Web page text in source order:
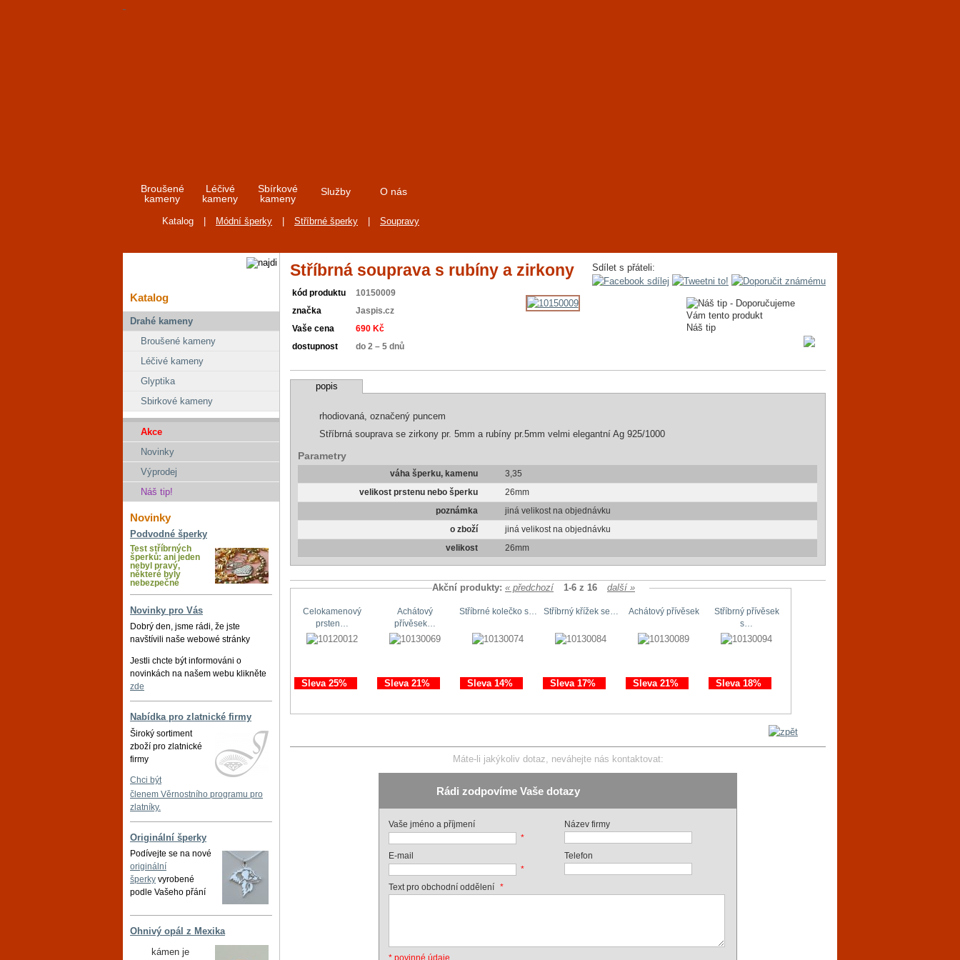
Broušené
kameny
Léčivé
kameny
Sbírkové
kameny
Služby O nás
Katalog Módní šperky Stříbrné šperky Soupravy
Katalog
Drahé kameny
Broušené kameny
Léčivé kameny
Glyptika
Sbirkové kameny
Akce
Novinky
Výprodej
Náš tip!
Novinky
Podvodné šperky
Test stříbrných
šperků: ani jeden
nebyl pravý,
některé byly
nebezpečné
Novinky pro Vás
Dobrý den, jsme rádi, že jste
navštívili naše webowé stránky
Jestli chcte být informováni o
novinkách na našem webu klikněte
zde
Nabídka pro zlatnické firmy
Široký sortiment
zboží pro zlatnické
firmy
Chci být
členem Věrnostního programu pro
zlatníky.
Originální šperky
Podívejte se na nové
originální
šperky vyrobené
podle Vašeho přání
Ohnivý opál z Mexika
kámen je
Sdílet s přáteli:
Stříbrná souprava s rubíny a zirkony
kód produktu 10150009
značka Jaspis.cz
Vaše cena 690 Kč
dostupnost do 2 – 5 dnů
Náš tip
popis
rhodiovaná, označený puncem
Stříbrná souprava se zirkony pr. 5mm a rubíny pr.5mm velmi elegantní Ag 925/1000
Parametry
váha šperku, kamenu 3,35
velikost prstenu nebo šperku 26mm
poznámka jiná velikost na objednávku
o zboží jiná velikost na objednávku
velikost 26mm
Akční produkty: « předchozí 1-6 z 16 další »
Celokamenový
prsten…
Sleva 25%
Achátový
přívěsek…
Sleva 21%
Stříbrné kolečko s…
Sleva 14%
Stříbrný křížek se…
Sleva 17%
Achátový přívěsek
Sleva 21%
Stříbrný přívěsek
s…
Sleva 18%
Máte-li jakýkoliv dotaz, neváhejte nás kontaktovat:
Rádi zodpovíme Vaše dotazy
Vaše jméno a příjmení
*
Název firmy
E-mail
*
Telefon
Text pro obchodní oddělení *
* povinné údaje